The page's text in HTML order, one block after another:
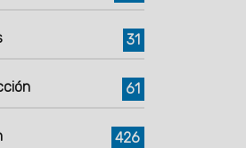
31
61
426